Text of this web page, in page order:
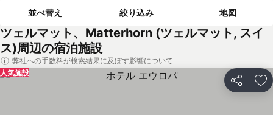
並べ替え 絞り込み 地図
ツェルマット、Matterhorn (ツェルマット, スイ
ス)周辺の宿泊施設
弊社への手数料が検索結果に及ぼす影響について
シェア お
人気施設